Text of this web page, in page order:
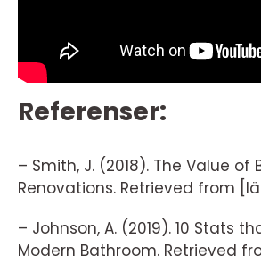
Referenser:
– Smith, J. (2018). The Value of
Renovations. Retrieved from
– Johnson, A. (2019). 10 Stats
Modern Bathroom. Retrieved